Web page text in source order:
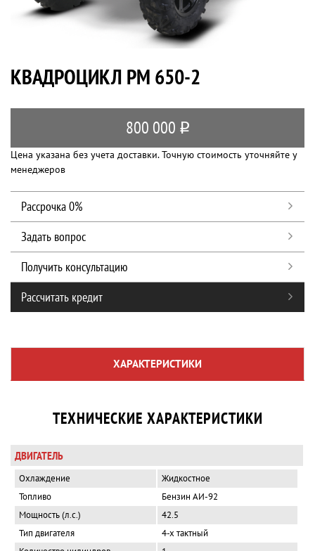
КВАДРОЦИКЛ РМ 650-2
800 000 q
Цена указана без учета доставки. Точную стоимость уточняйте у
менеджеров
Рассрочка 0%
Задать вопрос
Получить консультацию
Рассчитать кредит
ХАРАКТЕРИСТИКИ
ТЕХНИЧЕСКИЕ ХАРАКТЕРИСТИКИ
ДВИГАТЕЛЬ
Охлаждение
Жидкостное
Топливо
Бензин АИ-92
Мощность (л.с.)
42.5
Тип двигателя
4-х тактный